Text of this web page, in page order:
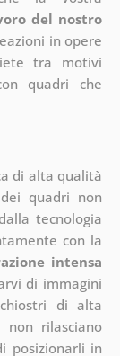
del nostro
in opere
tra motivi
quadri che
di alta qualità
quadri non
tecnologia
con la
intensa
di immagini
di alta
rilasciano
posizionarli in